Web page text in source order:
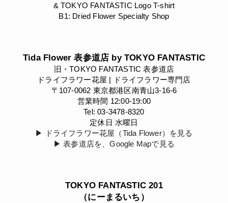
& TOKYO FANTASTIC Logo T-shirt
B1: Dried Flower Specialty Shop
Tida Flower 表参道店 by TOKYO FANTASTIC
旧・TOKYO FANTASTIC 表参道店
ドライフラワー花屋 | ドライフラワー専門店
〒107-0062 東京都港区南青山3-16-6
営業時間 12:00-19:00
Tel: 03-3478-8320
定休日 水曜日
▶︎ ドライフラワー花屋（Tida Flower）を見る
▶︎ 表参道店を、Google Mapで見る
TOKYO FANTASTIC 201
（にーまるいち）